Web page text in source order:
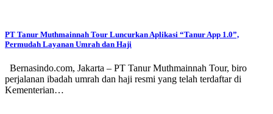
PT Tanur Muthmainnah Tour Luncurkan Aplikasi “Tanur App 1.0”,
Permudah Layanan Umrah dan Haji
Bernasindo.com, Jakarta – PT Tanur Muthmainnah Tour, biro
perjalanan ibadah umrah dan haji resmi yang telah terdaftar di
Kementerian…